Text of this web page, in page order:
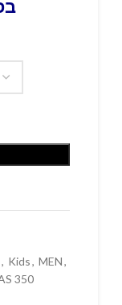
, Kids, MEN,